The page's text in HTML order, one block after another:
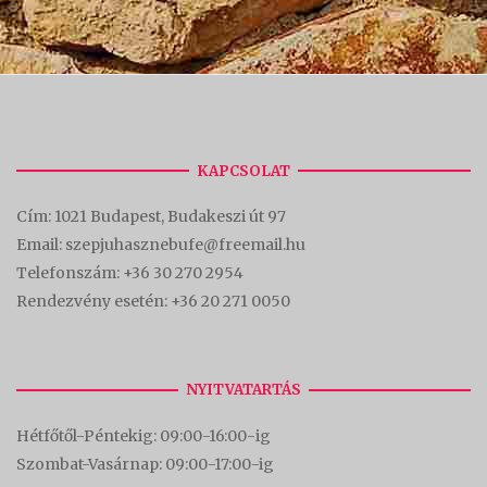
KAPCSOLAT
Cím: 1021 Budapest, Budakeszi út 97
Email: szepjuhasznebufe@freemail.hu
Telefonszám: +36 30 270 2954
Rendezvény esetén: +36 20 271 0050
NYITVATARTÁS
Hétfőtől-Péntekig: 09:00-16:00-ig
Szombat-Vasárnap: 09:00-17:00-ig